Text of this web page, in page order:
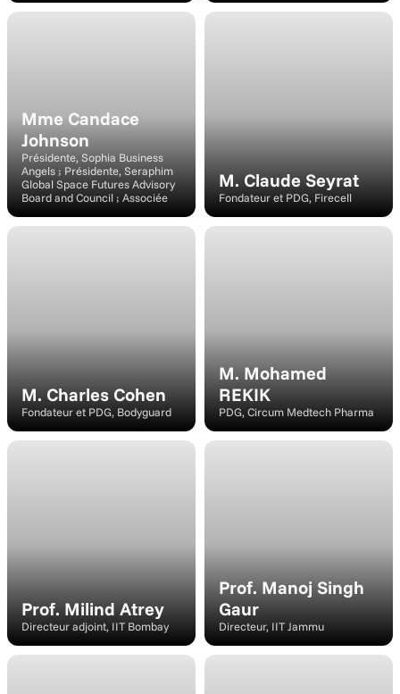
Mme Candace
Johnson
Présidente, Sophia Business
Angels ; Présidente, Seraphim
Global Space Futures Advisory
Board and Council ; Associée
M. Claude Seyrat
Fondateur et PDG, Firecell
M. Charles Cohen
Fondateur et PDG, Bodyguard
M. Mohamed
REKIK
PDG, Circum Medtech Pharma
Prof. Milind Atrey
Directeur adjoint, IIT Bombay
Prof. Manoj Singh
Gaur
Directeur, IIT Jammu